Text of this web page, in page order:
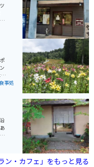
事処
ン・カフェ」をもっと見る